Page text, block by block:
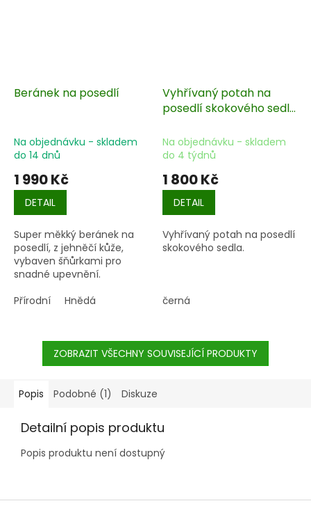
Beránek na posedlí
Na objednávku - skladem
do 14 dnů
1 990 Kč
DETAIL
Super měkký beránek na
posedlí, z jehněčí kůže,
vybaven šňůrkami pro
snadné upevnění.
Přírodní
Hnědá
Vyhřívaný potah na
posedlí skokového sedla
Na objednávku - skladem
do 4 týdnů
1 800 Kč
DETAIL
Vyhřívaný potah na posedlí
skokového sedla.
černá
ZOBRAZIT VŠECHNY SOUVISEJÍCÍ PRODUKTY
Popis Podobné (1) Diskuze
Detailní popis produktu
Popis produktu není dostupný
Z